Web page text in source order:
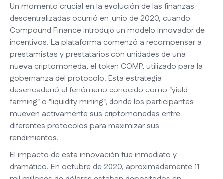
Un momento crucial en la evolución de las finanzas
descentralizadas ocurrió en junio de 2020, cuando
Compound Finance introdujo un modelo innovador de
incentivos. La plataforma comenzó a recompensar a
prestamistas y prestatarios con unidades de una
nueva criptomoneda, el token COMP, utilizado para la
gobernanza del protocolo. Esta estrategia
desencadenó el fenómeno conocido como "yield
farming" o "liquidity mining", donde los participantes
mueven activamente sus criptomonedas entre
diferentes protocolos para maximizar sus
rendimientos.
El impacto de esta innovación fue inmediato y
dramático. En octubre de 2020, aproximadamente 11